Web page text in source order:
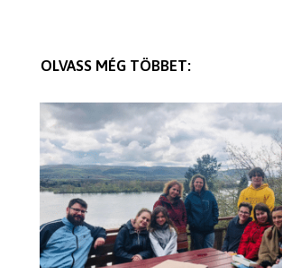
OLVASS MÉG TÖBBET: